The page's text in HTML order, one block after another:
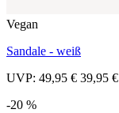
Vegan
Sandale - weiß
UVP: 49,95 € 39,95 €
-20 %